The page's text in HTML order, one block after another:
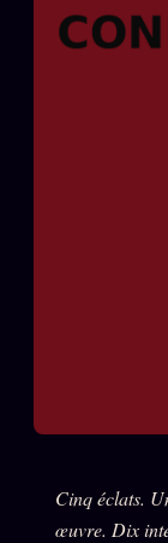
Audit
Le
Références
Cinq éclats.
œuvre. Dix